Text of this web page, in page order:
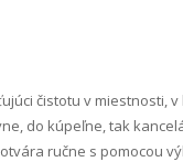
čistotu v miestnosti,
do kúpeľne, tak
ručne s pomocou